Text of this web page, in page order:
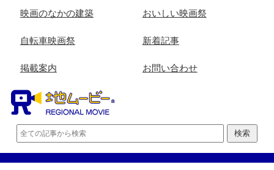
映画のなかの建築 おいしい映画祭
自転車映画祭 新着記事
掲載案内 お問い合わせ